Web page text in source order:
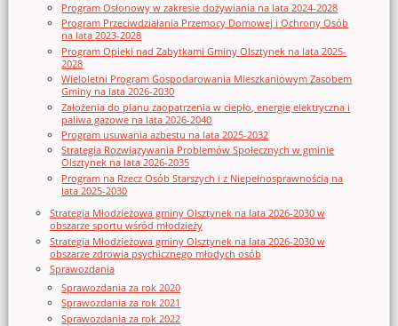
Program Osłonowy w zakresie dożywiania na lata 2024-2028
Program Przeciwdziałania Przemocy Domowej i Ochrony Osób
na lata 2023-2028
Program Opieki nad Zabytkami Gminy Olsztynek na lata 2025-
2028
Wieloletni Program Gospodarowania Mieszkaniowym Zasobem
Gminy na lata 2026-2030
Założenia do planu zaopatrzenia w ciepło, energię elektryczna i
paliwa gazowe na lata 2026-2040
Program usuwania azbestu na lata 2025-2032
Strategia Rozwiązywania Problemów Społecznych w gminie
Olsztynek na lata 2026-2035
Program na Rzecz Osób Starszych i z Niepełnosprawnością na
lata 2025-2030
Strategia Młodzieżowa gminy Olsztynek na lata 2026-2030 w
obszarze sportu wśród młodzieży
Strategia Młodzieżowa gminy Olsztynek na lata 2026-2030 w
obszarze zdrowia psychicznego młodych osób
Sprawozdania
Sprawozdania za rok 2020
Sprawozdania za rok 2021
Sprawozdania za rok 2022